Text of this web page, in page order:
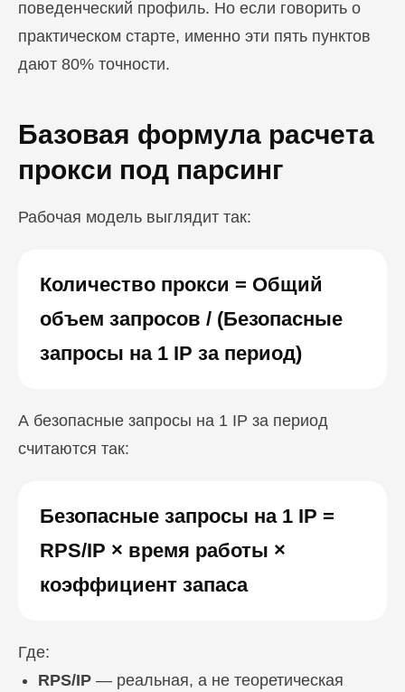
поведенческий профиль. Но если говорить о
практическом старте, именно эти пять пунктов
дают 80% точности.
Базовая формула расчета
прокси под парсинг
Рабочая модель выглядит так:
Количество прокси = Общий
объем запросов / (Безопасные
запросы на 1 IP за период)
А безопасные запросы на 1 IP за период
считаются так:
Безопасные запросы на 1 IP =
RPS/IP × время работы ×
коэффициент запаса
Где:
RPS/IP — реальная, а не теоретическая